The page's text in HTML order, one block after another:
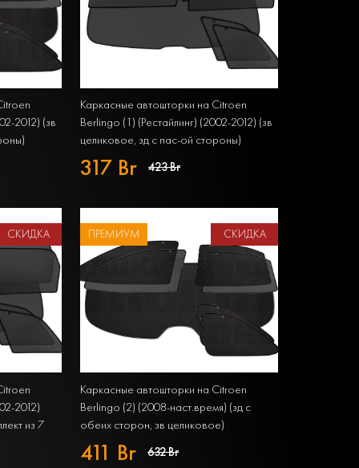
2012) (зв
из 7
Каркасные автошторки на Citroen
Berlingo (1) (Рестайлинг) (2002-2012) (зв
целиковое, зд с пас-ой стороны)
Компактвэн Полный комплект из 7
экранов STANDART
317 Br 423 Br
СКИДКА
2012)
из 7
ПРЕМИУМ СКИДКА
Каркасные автошторки на Citroen
Berlingo (2) (2008-наст.время) (зд с
обеих сторон, зв целиковое)
Компактвэн Полный комплект из 7
экранов PREMIUM
411 Br 632 Br